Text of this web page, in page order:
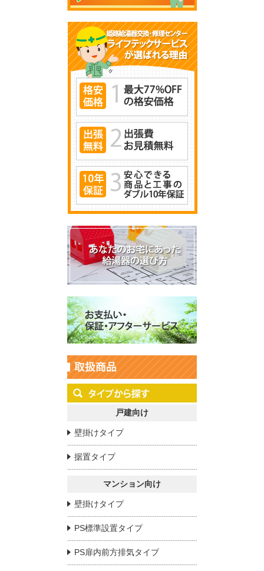
戸建向け
壁掛けタイプ
据置タイプ
マンション向け
壁掛けタイプ
PS標準設置タイプ
PS扉内前方排気タイプ